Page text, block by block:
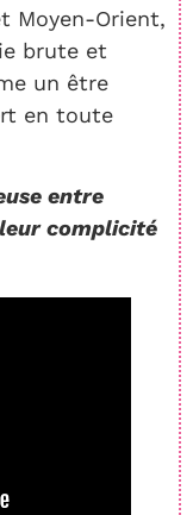
Moyen-Orient,
brute et
un être
en toute
entre
complicité